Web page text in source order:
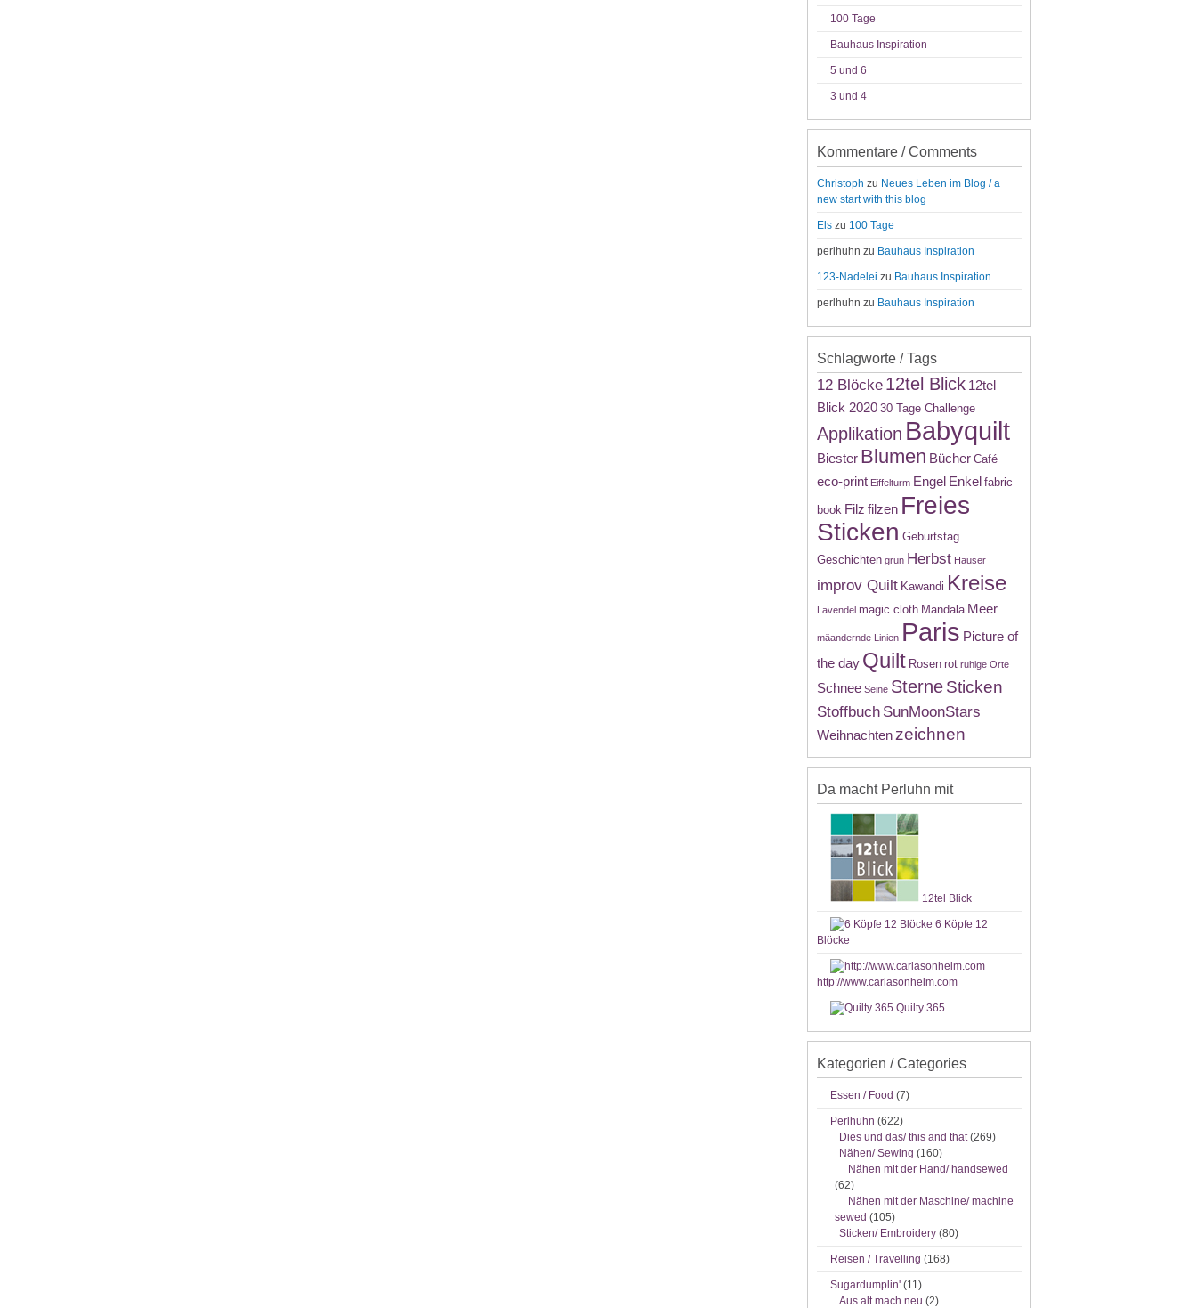
100 Tage
Bauhaus Inspiration
5 und 6
3 und 4
Kommentare / Comments
Christoph zu Neues Leben im Blog / a
new start with this blog
Els zu 100 Tage
perlhuhn zu Bauhaus Inspiration
123-Nadelei zu Bauhaus Inspiration
perlhuhn zu Bauhaus Inspiration
Schlagworte / Tags
12 Blöcke 12tel Blick 12tel
Blick 2020 30 Tage Challenge
Applikation Babyquilt
Biester Blumen Bücher Café
eco-print Eiffelturm Engel Enkel fabric
book Filz filzen Freies
Sticken Geburtstag
Geschichten grün Herbst Häuser
improv Quilt Kawandi Kreise
Lavendel magic cloth Mandala Meer
mäandernde Linien Paris Picture of
the day Quilt Rosen rot ruhige Orte
Schnee Seine SterneSticken
Stoffbuch SunMoonStars
Weihnachten zeichnen
Da macht Perluhn mit
12tel Blick
6 Köpfe 12
Blöcke
http://www.carlasonheim.com
Quilty 365
Kategorien / Categories
Essen / Food (7)
Perlhuhn (622)
Dies und das/ this and that(269)
Nähen/ Sewing (160)
Nähen mit der Hand/ handsewed
(62)
Nähen mit der Maschine/ machine
sewed (105)
Sticken/ Embroidery (80)
Reisen / Travelling (168)
Sugardumplin' (11)
Aus alt mach neu (2)